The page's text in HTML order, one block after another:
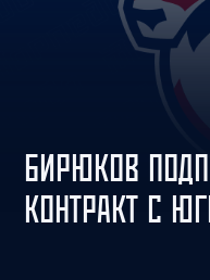
БИРЮКОВ
КОНТРАКТ С